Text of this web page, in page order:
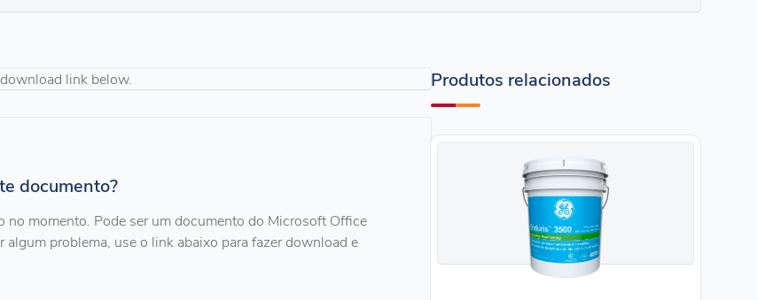
link below.
documento?
no momento. Pode ser um documento do Microsoft Office
problema, use o link abaixo para fazer download e
Produtos relacionados